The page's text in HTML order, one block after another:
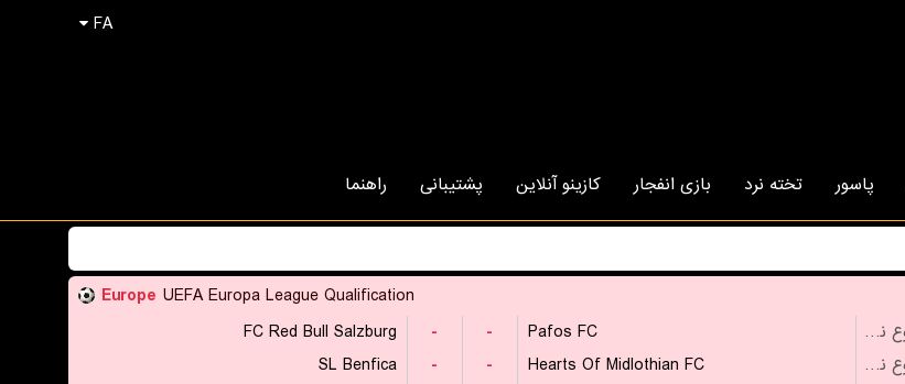
FA
پاسور تخته نرد بازی انفجار کازینو آنلاین پشتیبانی راهنما
Europe UEFA Europa League Qualification
FC Red Bull Salzburg
- - Pafos FC بازی شروع نشده است
SL Benfica
- - Hearts Of Midlothian FC بازی شروع نشده است